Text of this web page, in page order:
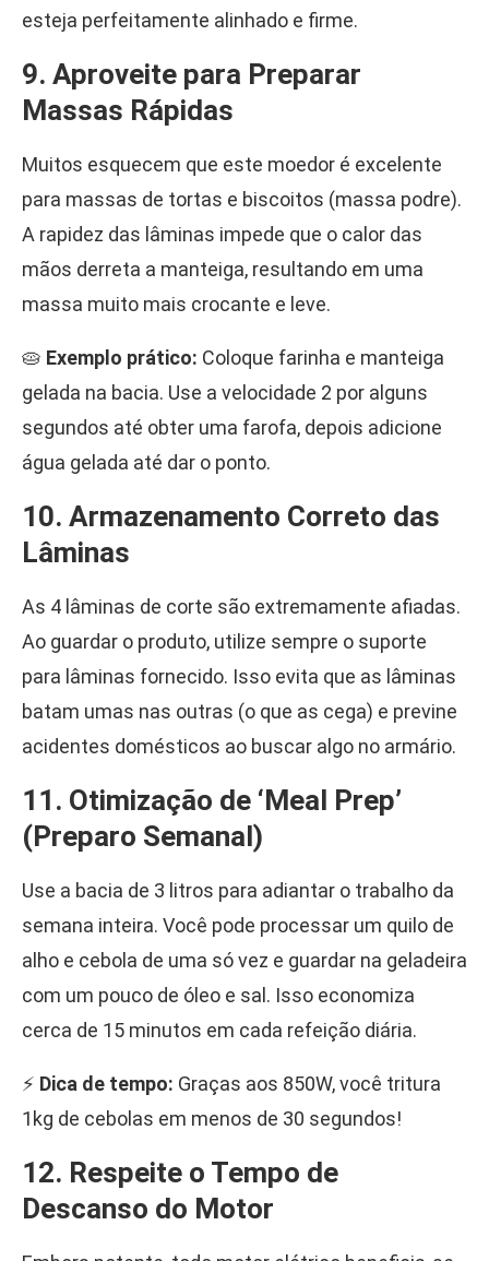
esteja perfeitamente alinhado e firme.
9. Aproveite para Preparar
Massas Rápidas
Muitos esquecem que este moedor é excelente
para massas de tortas e biscoitos (massa podre).
A rapidez das lâminas impede que o calor das
mãos derreta a manteiga, resultando em uma
massa muito mais crocante e leve.
🥧 Exemplo prático: Coloque farinha e manteiga
gelada na bacia. Use a velocidade 2 por alguns
segundos até obter uma farofa, depois adicione
água gelada até dar o ponto.
10. Armazenamento Correto das
Lâminas
As 4 lâminas de corte são extremamente afiadas.
Ao guardar o produto, utilize sempre o suporte
para lâminas fornecido. Isso evita que as lâminas
batam umas nas outras (o que as cega) e previne
acidentes domésticos ao buscar algo no armário.
11. Otimização de ‘Meal Prep’
(Preparo Semanal)
Use a bacia de 3 litros para adiantar o trabalho da
semana inteira. Você pode processar um quilo de
alho e cebola de uma só vez e guardar na geladeira
com um pouco de óleo e sal. Isso economiza
cerca de 15 minutos em cada refeição diária.
⚡ Dica de tempo: Graças aos 850W, você tritura
1kg de cebolas em menos de 30 segundos!
12. Respeite o Tempo de
Descanso do Motor